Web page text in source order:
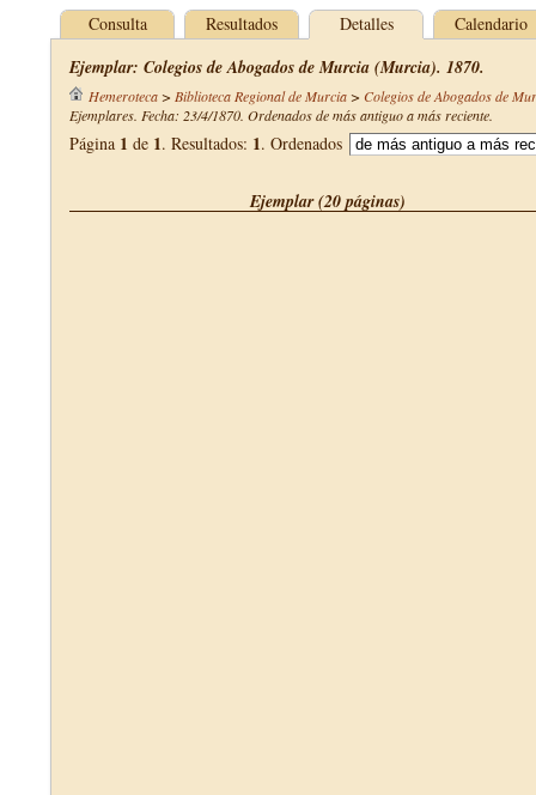
Consulta Resultados Detalles Calendario
Ejemplar: Colegios de Abogados de Murcia (Murcia). 1870.
Hemeroteca> Biblioteca Regional de Murcia> Colegios de Abogados de
Ejemplares. Fecha: 23/4/1870. Ordenados de más antiguo a más reciente.
Página 1 de 1. Resultados: 1. Ordenados
Ejemplar (20 páginas)